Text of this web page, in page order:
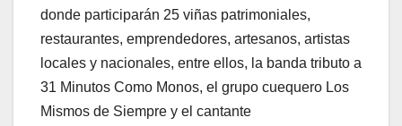
donde participarán 25 viñas patrimoniales,
restaurantes, emprendedores, artesanos, artistas
locales y nacionales, entre ellos, la banda tributo a
31 Minutos Como Monos, el grupo cuequero Los
Mismos de Siempre y el cantante